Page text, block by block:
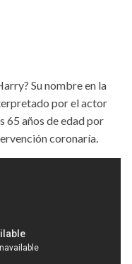
Su nombre en la
por el actor
65 años de edad por
coronaría.